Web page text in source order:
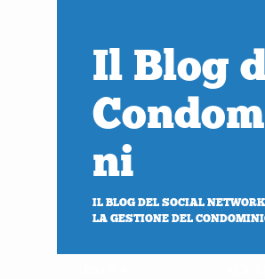
Il Blog
ni
IL BLOG DEL SOCIAL
LA GESTIONE DEL